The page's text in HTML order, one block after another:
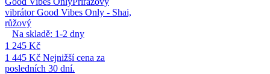
vibrátor Good Vibes Only - Shai,
růžový
Na skladě: 1-2 dny
1 245 Kč
1 445 Kč Nejnižší cena za
posledních 30 dní.